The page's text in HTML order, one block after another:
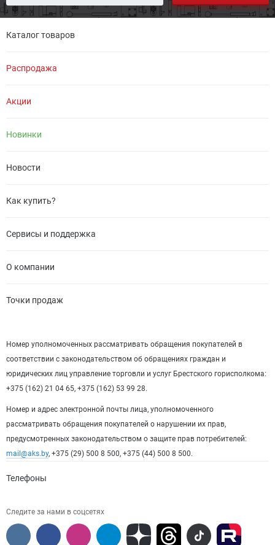
Каталог товаров
Распродажа
Акции
Новинки
Новости
Как купить?
Сервисы и поддержка
О компании
Точки продаж
Номер уполномоченных рассматривать обращения покупателей в
соответствии с законодательством об обращениях граждан и
юридических лиц управление торговли и услуг Брестского горисполкома:
+375 (162) 21 04 65, +375 (162) 53 99 28.
Номер и адрес электронной почты лица, уполномоченного
рассматривать обращения покупателей о нарушении их прав,
предусмотренных законодательством о защите прав потребителей:
mail@aks.by, +375 (29) 500 8 500, +375 (44) 500 8 500.
Телефоны
Следите за нами в соцсетях